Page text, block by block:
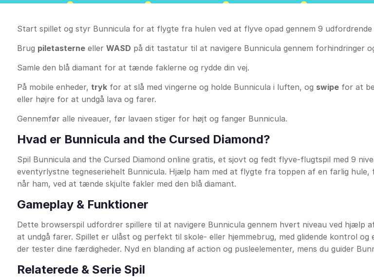
Start spillet og styr Bunnicula for at flygte fra hulen ved at flyve opad gennem 9 udfordrende
Brug piletasterne eller WASD på dit tastatur til at navigere Bunnicula gennem forhindringer
Samle den blå diamant for at tænde faklerne og rydde din vej.
På mobile enheder, tryk for at slå med vingerne og holde Bunnicula i luften, og swipe for at
eller højre for at undgå lava og farer.
Gennemfør alle niveauer, før lavaen stiger for højt og fanger Bunnicula.
Hvad er Bunnicula and the Cursed Diamond?
Spil Bunnicula and the Cursed Diamond online gratis, et sjovt og fedt flyve-flugtspil med 9
eventyrlystne tegneseriehelt Bunnicula. Hjælp ham med at flygte fra toppen af en farlig hule,
når ham, ved at tænde skjulte fakler med den blå diamant.
Gameplay & Funktioner
Dette browserspil udfordrer spillere til at navigere Bunnicula gennem hvert niveau ved hjælp
at undgå farer. Spillet er ulåst og perfekt til skole- eller hjemmebrug, med glidende kontrol og
der tester dine færdigheder. Nyd en blanding af action og pusleelementer, mens du guider
Relaterede & Serie Spil